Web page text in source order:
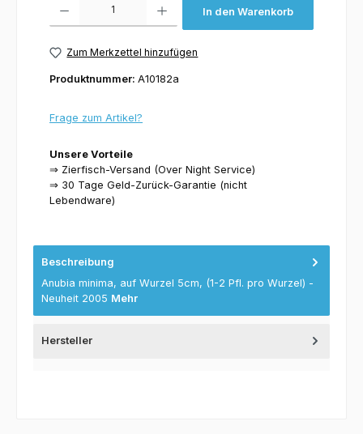
In den Warenkorb
Zum Merkzettel hinzufügen
Produktnummer: A10182a
Frage zum Artikel?
Unsere Vorteile
⇒ Zierfisch-Versand (Over Night Service)
⇒ 30 Tage Geld-Zurück-Garantie (nicht
Lebendware)
Beschreibung
Anubia minima, auf Wurzel 5cm, (1-2 Pfl. pro Wurzel) -
Neuheit 2005 Mehr
Hersteller